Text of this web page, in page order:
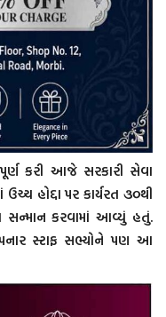
કરી આજે સરકારી સેવા
હોદ્દા પર કાર્યરત ૩૦થી
સન્માન કરવામાં આવ્યું હતું.
સ્ટાફ સભ્યોને પણ આ